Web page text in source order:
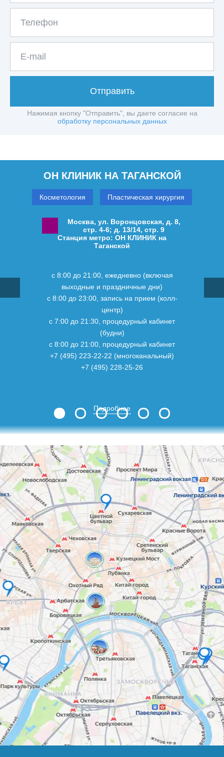
Отправить
Нажимая кнопку "Отправить", вы даете согласие на
обработку персональных данных
ОН КЛИНИК НА ТАГАНСКОЙ
Косметология Пластическая хирургия
Москва, ул. Воронцовская, д. 8,
стр. 4-6; д. 13/14, стр. 9
Станция метро: ОН КЛИНИК на
Таганской
с 8:00 до 21:00, ежедневно (включая
выходные и праздничные дни)
с 8:00 до 23:00, запись на прием (колл-
центр)
с 7:00 до 21:30, процедурный кабинет
(будни)
с 8:00 до 21:00, процедурный кабинет
+7 (495) 223-22-22 (многоканальный)
+7 (495) 228-25-26
Подробнее